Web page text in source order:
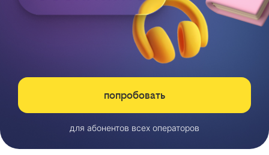
попробовать
для абонентов всех операторов